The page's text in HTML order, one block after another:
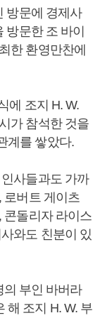
방문에 경제사
문한 조 바이
한 환영만찬에
에 조지 H. W.
가 참석한 것을
계를 쌓았다.
사들과도 가까
로버트 게이츠
콘돌리자 라이스
와도 친분이 있
의 부인 바버라
해 조지 H. W. 부